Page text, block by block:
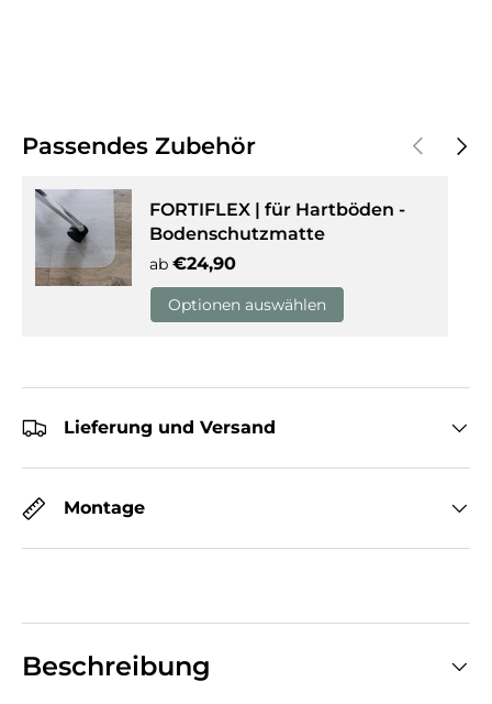
Passendes Zubehör Vorherige
FORTIFLEX | für Hartböden -
Bodenschutzmatte
ab Normaler Preis
€24,90
Optionen auswählen
Lieferung und Versand
Montage
Beschreibung